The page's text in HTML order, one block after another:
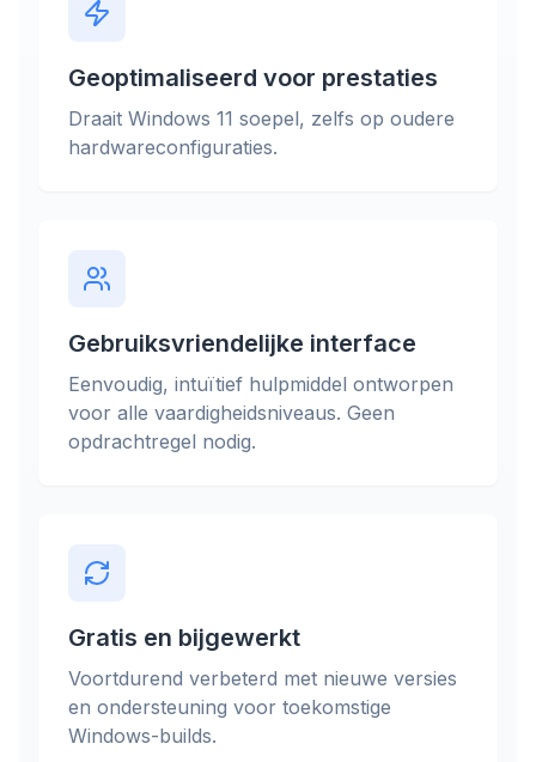
Geoptimaliseerd voor prestaties
Draait Windows 11 soepel, zelfs op oudere
hardwareconfiguraties.
Gebruiksvriendelijke interface
Eenvoudig, intuïtief hulpmiddel ontworpen
voor alle vaardigheidsniveaus. Geen
opdrachtregel nodig.
Gratis en bijgewerkt
Voortdurend verbeterd met nieuwe versies
en ondersteuning voor toekomstige
Windows-builds.